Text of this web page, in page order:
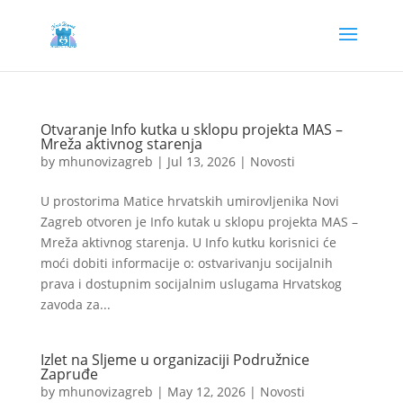
Otvaranje Info kutka u sklopu projekta MAS –
Mreža aktivnog starenja
by mhunovizagreb | Jul 13, 2026| Novosti
U prostorima Matice hrvatskih umirovljenika Novi
Zagreb otvoren je Info kutak u sklopu projekta MAS –
Mreža aktivnog starenja. U Info kutku korisnici će
moći dobiti informacije o: ostvarivanju socijalnih
prava i dostupnim socijalnim uslugama Hrvatskog
zavoda za...
Izlet na Sljeme u organizaciji Podružnice
Zapruđe
by mhunovizagreb | May 12, 2026| Novosti